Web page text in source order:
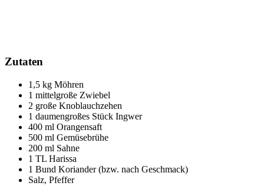
Zutaten
1,5 kg Möhren
1 mittelgroße Zwiebel
2 große Knoblauchzehen
1 daumengroßes Stück Ingwer
400 ml Orangensaft
500 ml Gemüsebrühe
200 ml Sahne
1 TL Harissa
1 Bund Koriander (bzw. nach Geschmack)
Salz, Pfeffer